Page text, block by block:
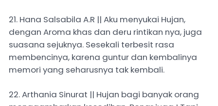
21. Hana Salsabila A.R || Aku menyukai Hujan,
dengan Aroma khas dan deru rintikan nya, juga
suasana sejuknya. Sesekali terbesit rasa
membencinya, karena guntur dan kembalinya
memori yang seharusnya tak kembali.
22. Arthania Sinurat || Hujan bagi banyak orang